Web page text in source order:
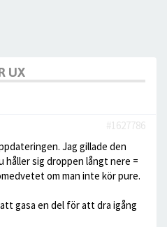
UX
#1627786
Jag gillade den
håller sig droppen långt nere =
om man inte kör pure.
gasa en del för att dra igång